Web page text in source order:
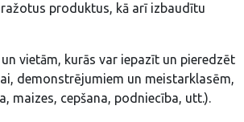
produktus, kā arī izbaudītu
vietām, kurās var iepazīt un pieredzēt
demonstrējumiem un meistarklasēm,
maizes, cepšana, podniecība, utt.).